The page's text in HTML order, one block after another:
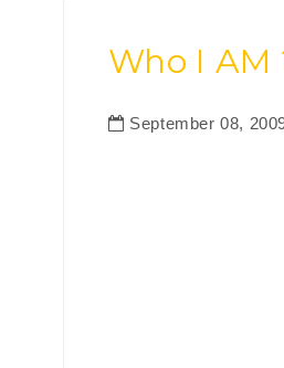
Who I AM
September 08,